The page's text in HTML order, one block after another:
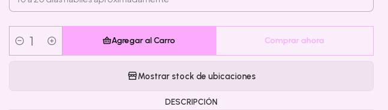
Cantidad
Agregar al Carro Comprar ahora
Mostrar stock de ubicaciones
DESCRIPCIÓN